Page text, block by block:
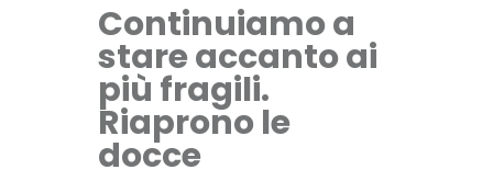
Continuiamo a
stare accanto ai
più fragili.
Riaprono le
docce